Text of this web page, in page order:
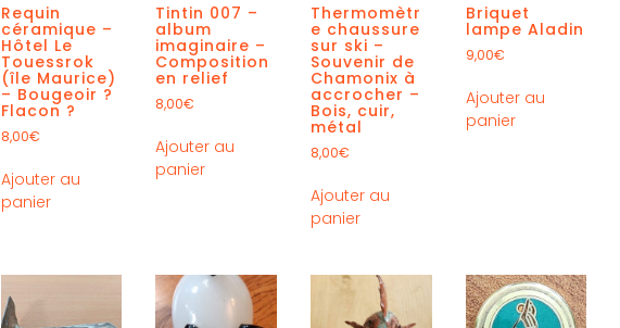
Requin
céramique –
Hôtel Le
Touessrok
(île Maurice)
– Bougeoir ?
Flacon ?
8,00€
Ajouter au
panier
Tintin 007 –
album
imaginaire –
Composition
en relief
8,00€
Ajouter au
panier
Thermomètr
e chaussure
sur ski –
Souvenir de
Chamonix à
accrocher –
Bois, cuir,
métal
8,00€
Ajouter au
panier
Briquet
lampe Aladin
9,00€
Ajouter au
panier